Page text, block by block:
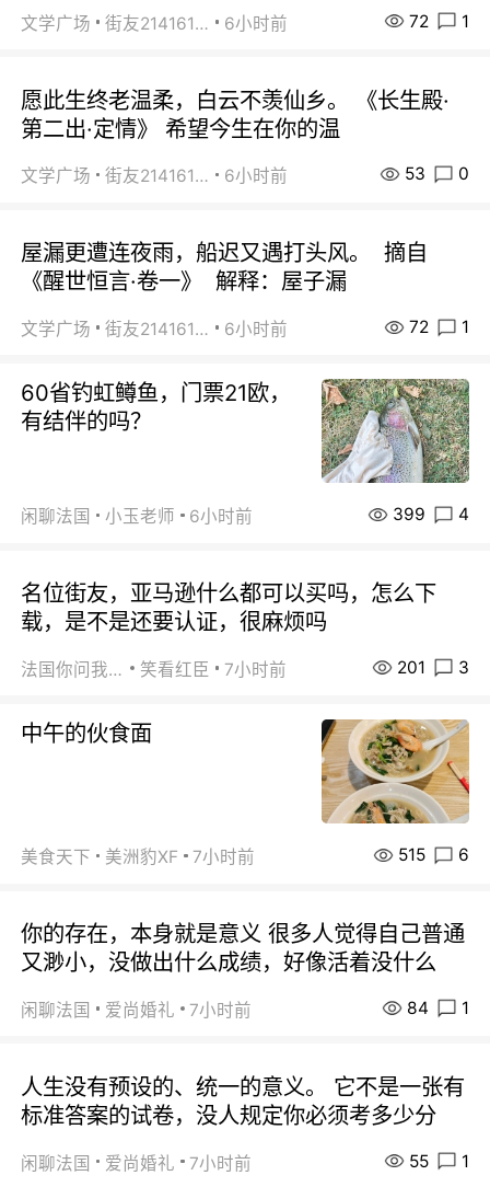
文学广场 街友21416156 6小时前 72 1
愿此生终老温柔，白云不羡仙乡。 《长生殿·
第二出·定情》 希望今生在你的温
文学广场 街友21416156 6小时前 53 0
屋漏更遭连夜雨，船迟又遇打头风。 摘自
《醒世恒言·卷一》 解释：屋子漏
文学广场 街友21416156 6小时前 72 1
60省钓虹鳟鱼，门票21欧，
有结伴的吗？
闲聊法国 小玉老师 6小时前 399 4
名位街友，亚马逊什么都可以买吗，怎么下
载，是不是还要认证，很麻烦吗
法国你问我答 笑看红臣 7小时前 201 3
中午的伙食面
美食天下 美洲豹XF 7小时前 515 6
你的存在，本身就是意义 很多人觉得自己普通
又渺小，没做出什么成绩，好像活着没什么
闲聊法国 爱尚婚礼 7小时前 84 1
人生没有预设的、统一的意义。 它不是一张有
标准答案的试卷，没人规定你必须考多少分
闲聊法国 爱尚婚礼 7小时前 55 1